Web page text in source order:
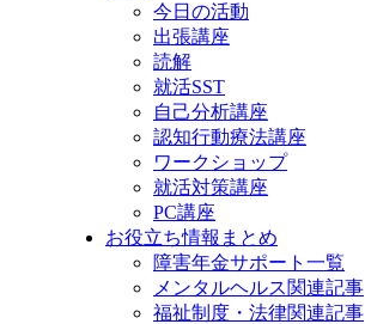
今日の活動
出張講座
読解
就活SST
自己分析講座
認知行動療法講座
ワークショップ
就活対策講座
PC講座
お役立ち情報まとめ
障害年金サポート一覧
メンタルヘルス関連記事
福祉制度・法律関連記事